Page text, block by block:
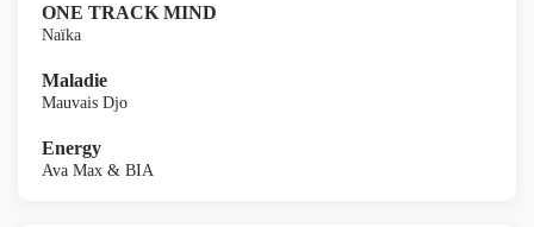
ONE TRACK MIND
Naïka
Maladie
Mauvais Djo
Energy
Ava Max & BIA